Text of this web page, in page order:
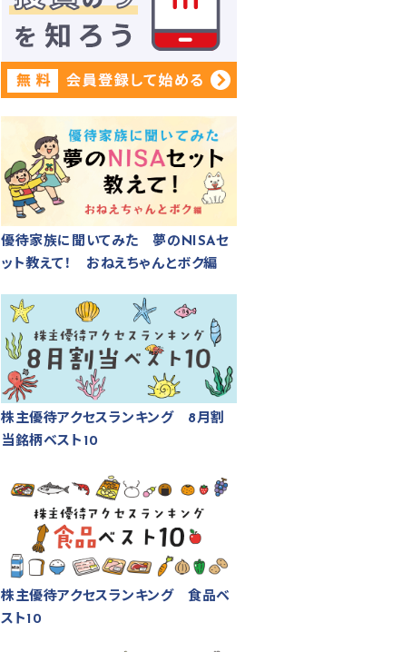
優待家族に聞いてみた 夢のNISAセ
ット教えて！ おねえちゃんとボク編
株主優待アクセスランキング 8月割
当銘柄ベスト10
株主優待アクセスランキング 食品ベ
スト10